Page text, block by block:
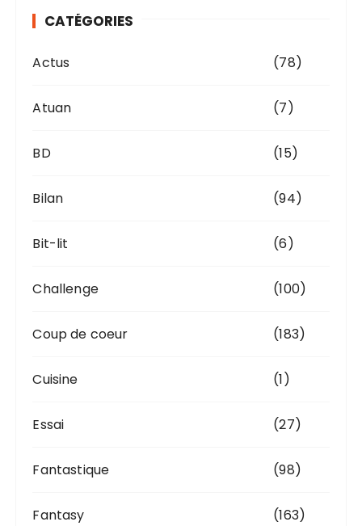
e CATÉGORIES
Actus (78)
Atuan (7)
BD (15)
Bilan (94)
Bit-lit (6)
Challenge (100)
Coup de coeur (183)
Cuisine (1)
Essai (27)
Fantastique (98)
Fantasy (163)